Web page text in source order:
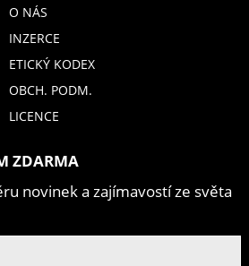
O NÁS
INZERCE
ETICKÝ KODEX
OBCH. PODM.
LICENCE
ZDARMA
novinek a zajímavostí ze světa